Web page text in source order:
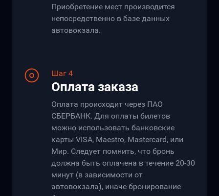
Приобретение мест производится
непосредственно в базе данных
автовокзала.
Шаг 4
Оплата заказа
Оплата происходит через ПАО
СБЕРБАНК. Для оплаты билетов
можно использовать банковские
карты VISA, Maestro, Mastercard, или
Мир. Следует помнить, что бронь
должна быть оплачена в течение 20-30
минут (в зависимости от
автовокзала), иначе бронирование